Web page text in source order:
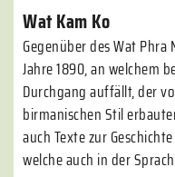
Wat Kam Ko
Gegenüber des Wat
Jahre 1890, an welchem
Durchgang auffällt, der
birmanischen Stil
auch Texte zur
welche auch in der